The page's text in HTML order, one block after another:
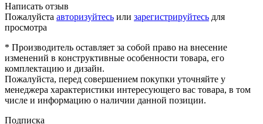
Написать отзыв
Пожалуйста авторизуйтесь или зарегистрируйтесь для
просмотра
* Производитель оставляет за собой право на внесение
изменений в конструктивные особенности товара, его
комплектацию и дизайн.
Пожалуйста, перед совершением покупки уточняйте у
менеджера характеристики интересующего вас товара, в том
числе и информацию о наличии данной позиции.
Подписка